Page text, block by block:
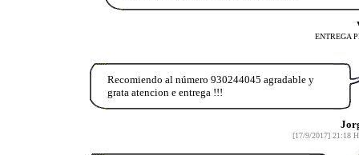
ENTREGA
Recomiendo al número 930244045 agradable y
grata atencion e entrega !!!
[17/9/2017] 21:18